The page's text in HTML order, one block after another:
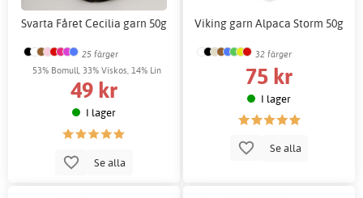
Svarta Fåret Cecilia garn 50g
25 färger
53% Bomull, 33% Viskos, 14% Lin
49 kr
I lager
Se alla
Viking garn Alpaca Storm 50g
32 färger
75 kr
I lager
Se alla